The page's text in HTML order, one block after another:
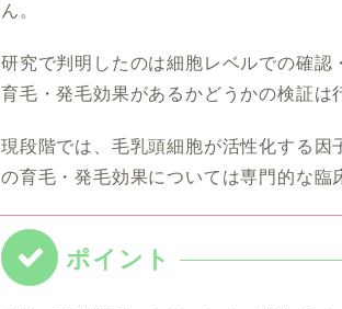
ん。
研究で判明したのは細胞レベルでの確認
育毛・発毛効果があるかどうかの検証は
現段階では、毛乳頭細胞が活性化する因
の育毛・発毛効果については専門的な臨